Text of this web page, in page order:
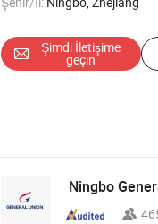
Şimdi İletişime
geçin
Ningbo